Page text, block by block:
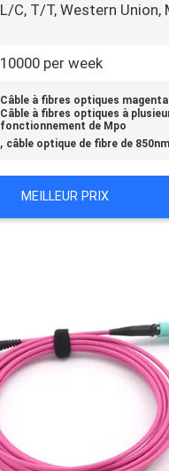
L/C, T/T, Western Union,
10000 per week
Câble à fibres optiques
Câble à fibres optiques à
fonctionnement de Mpo
, câble optique de fibre de
MEILLEUR PRIX